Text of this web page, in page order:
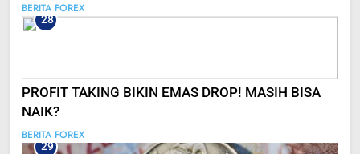
BERITA FOREX
28
PROFIT TAKING BIKIN EMAS DROP! MASIH BISA
NAIK?
BERITA FOREX
29